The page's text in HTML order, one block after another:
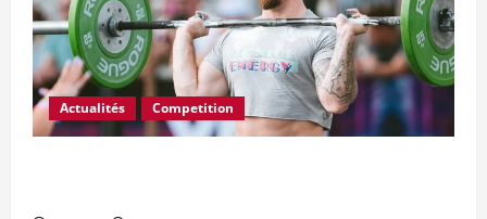
Actualités Competition